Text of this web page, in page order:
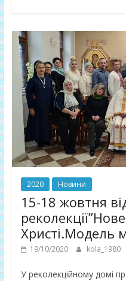
2020 Новини
15-18 жовтня
Христі.Модель
19/10/2020 kola_1980
У реколекційному домі